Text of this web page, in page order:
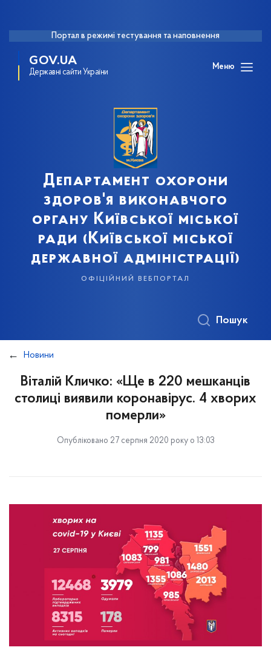
Портал в режимі тестування та наповнення
GOV.UA
Державні сайти України
Меню
Департамент охорони
здоров'я виконавчого
органу Київської міської
ради (Київської міської
державної адміністрації)
офіційний вебпортал
Пошук
Новини
Віталій Кличко: «Ще в 220 мешканців
столиці виявили коронавірус. 4 хворих
померли»
Опубліковано 27 серпня 2020 року о 13:03